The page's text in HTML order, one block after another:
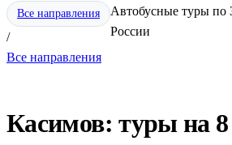
Все направления
/
Автобусные туры по
России
Все направления
Касимов: туры на 8